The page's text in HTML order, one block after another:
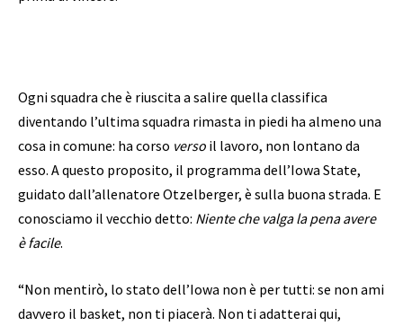
Ogni squadra che è riuscita a salire quella classifica
diventando l’ultima squadra rimasta in piedi ha almeno una
cosa in comune: ha corso verso il lavoro, non lontano da
esso. A questo proposito, il programma dell’Iowa State,
guidato dall’allenatore Otzelberger, è sulla buona strada. E
conosciamo il vecchio detto: Niente che valga la pena avere
è facile.
“Non mentirò, lo stato dell’Iowa non è per tutti: se non ami
davvero il basket, non ti piacerà. Non ti adatterai qui,